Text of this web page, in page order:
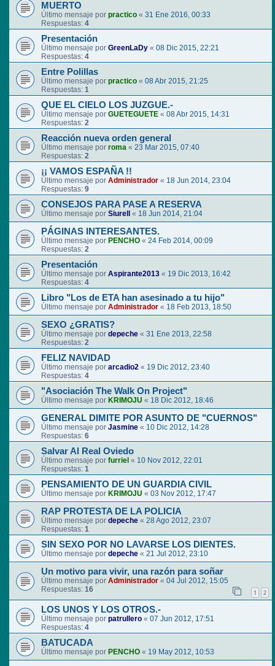
MUERTO
Último mensaje por practico « 31 Ene 2016, 00:33
Respuestas: 4
Presentación
Último mensaje por GreenLaDy « 08 Dic 2015, 22:21
Respuestas: 4
Entre Polillas
Último mensaje por practico « 08 Abr 2015, 21:25
Respuestas: 1
QUE EL CIELO LOS JUZGUE.-
Último mensaje por GUETEGUETE « 08 Abr 2015, 14:31
Respuestas: 2
Reacción nueva orden general
Último mensaje por roma « 23 Mar 2015, 07:40
Respuestas: 2
¡¡ VAMOS ESPAÑA !!
Último mensaje por Administrador « 18 Jun 2014, 23:04
Respuestas: 9
CONSEJOS PARA PASE A RESERVA
Último mensaje por Siurell « 18 Jun 2014, 21:04
PÁGINAS INTERESANTES.
Último mensaje por PENCHO « 24 Feb 2014, 00:09
Respuestas: 2
Presentación
Último mensaje por Aspirante2013 « 19 Dic 2013, 16:42
Respuestas: 4
Libro "Los de ETA han asesinado a tu hijo"
Último mensaje por Administrador « 18 Feb 2013, 18:50
SEXO ¿GRATIS?
Último mensaje por depeche « 31 Ene 2013, 22:58
Respuestas: 2
FELIZ NAVIDAD
Último mensaje por arcadio2 « 19 Dic 2012, 23:40
Respuestas: 4
"Asociación The Walk On Project"
Último mensaje por KRIMOJU « 18 Dic 2012, 18:46
GENERAL DIMITE POR ASUNTO DE "CUERNOS"
Último mensaje por Jasmine « 10 Dic 2012, 14:28
Respuestas: 6
Salvar Al Real Oviedo
Último mensaje por furriel « 10 Nov 2012, 22:01
Respuestas: 1
PENSAMIENTO DE UN GUARDIA CIVIL
Último mensaje por KRIMOJU « 03 Nov 2012, 17:47
RAP PROTESTA DE LA POLICIA
Último mensaje por depeche « 28 Ago 2012, 23:07
Respuestas: 1
SIN SEXO POR NO LAVARSE LOS DIENTES.
Último mensaje por depeche « 21 Jul 2012, 23:10
Un motivo para vivir, una razón para soñar
Último mensaje por Administrador « 04 Jul 2012, 15:05
Respuestas: 16 1 2
LOS UNOS Y LOS OTROS.-
Último mensaje por patrullero « 07 Jun 2012, 17:51
Respuestas: 4
BATUCADA
Último mensaje por PENCHO « 19 May 2012, 10:53